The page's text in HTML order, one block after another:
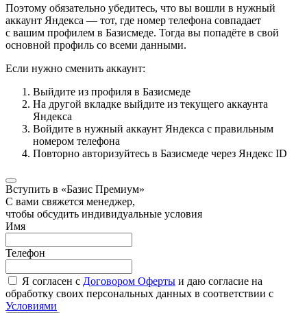
Поэтому обязательно убедитесь, что вы вошли в нужный
аккаунт Яндекса — тот, где номер телефона совпадает
с вашим профилем в Базисмеде. Тогда вы попадёте в свой
основной профиль со всеми данными.
Если нужно сменить аккаунт:
Выйдите из профиля в Базисмеде
На другой вкладке выйдите из текущего аккаунта
Яндекса
Войдите в нужный аккаунт Яндекса с правильным
номером телефона
Повторно авторизуйтесь в Базисмеде через Яндекс ID
Вступить в «Базис Премиум»
С вами свяжется менеджер,
чтобы обсудить индивидуальные условия
Имя
Телефон
Я согласен с Договором Оферты и даю согласие на
обработку своих персональных данных в соответствии с
Условиями